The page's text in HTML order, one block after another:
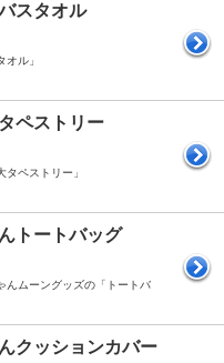
スタオル
オル」
ペストリー
タペストリー」
トートバッグ
んムーングッズの「トートバ
クッションカバー